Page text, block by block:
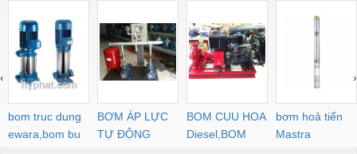
HVFF PLJ PYJ PP PG
PEG PW PGJ PPGJ
PYJW SL-C PC-C
POC-C PL-C
SXE353.060
100-L-11, IPH-5A-40-
11
bom truc dung
ewara,bom bu
ewara
BƠM ÁP LỰC
TỰ ĐỘNG
BOM CUU HOA
Diesel,BOM
CHUA CHAY
bơm hoả tiển
Mastra
‹ ›